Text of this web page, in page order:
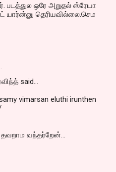
படத்துல ஒரே அறுதல் ஸ்ரேயா
யார்ன்னு தெரியவில்லை.செம
said...
vimarsan eluthi irunthen
வந்தர்றேன்...